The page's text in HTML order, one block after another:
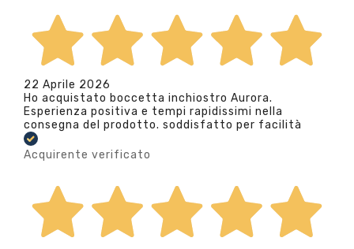
22 Aprile 2026
Ho acquistato boccetta inchiostro Aurora.
Esperienza positiva e tempi rapidissimi nella
consegna del prodotto. soddisfatto per facilità
Acquirente verificato